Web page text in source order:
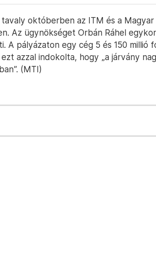
októberben az ITM és a Magyar
Az ügynökséget Orbán Ráhel
A pályázaton egy cég 5 és 150 millió
azzal indokolta, hogy „a járvány
(MTI)